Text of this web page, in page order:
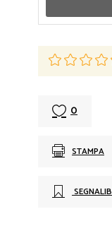
0
STAMPA